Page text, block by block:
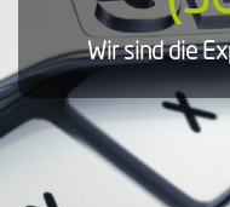
Wir sind die